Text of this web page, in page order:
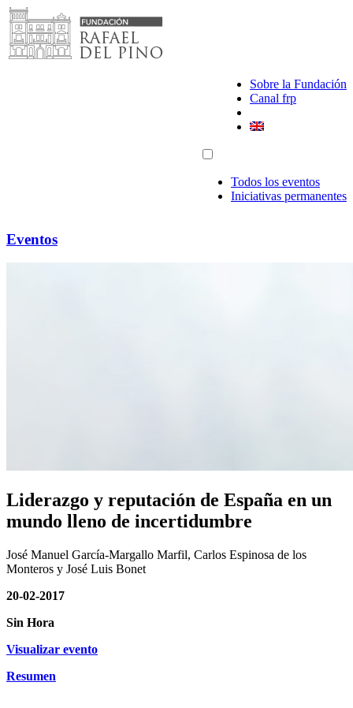
Saltar
al
contenido
Sobre la Fundación
Canal frp
Todos los eventos
Iniciativas permanentes
Eventos
Liderazgo y reputación de España en un
mundo lleno de incertidumbre
José Manuel García-Margallo Marfil, Carlos Espinosa de los
Monteros y José Luis Bonet
20-02-2017
Sin Hora
Visualizar evento
Resumen